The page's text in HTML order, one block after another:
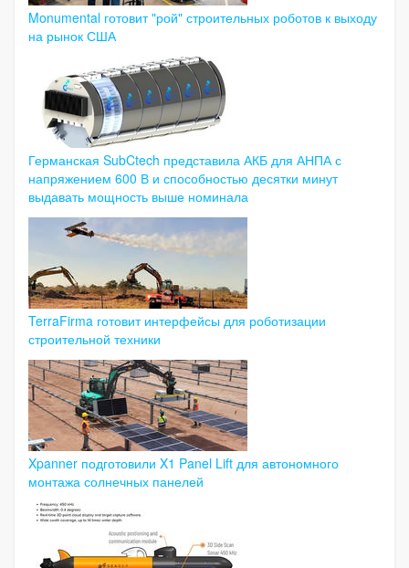
Monumental готовит "рой" строительных роботов к выходу
на рынок США
Германская SubCtech представила АКБ для АНПА с
напряжением 600 В и способностью десятки минут
выдавать мощность выше номинала
TerraFirma готовит интерфейсы для роботизации
строительной техники
Xpanner подготовили X1 Panel Lift для автономного
монтажа солнечных панелей